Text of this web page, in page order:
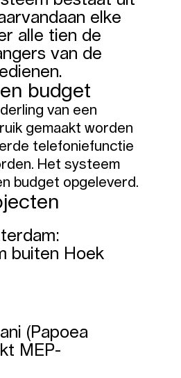
elke
alle tien de
van de
budget
van een
gemaakt worden
telefoniefunctie
Het systeem
budget opgeleverd.
buiten Hoek
(Papoea
MEP-